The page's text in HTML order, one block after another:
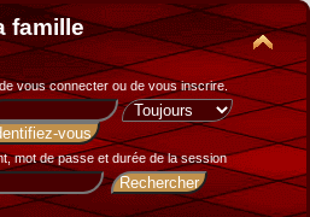
famille
vous connecter ou de vous inscrire.
mot de passe et durée de la session